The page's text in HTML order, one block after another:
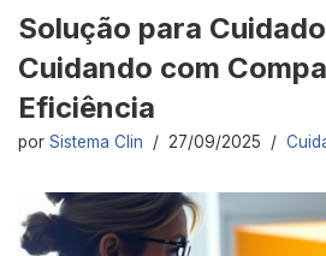
Solução para
Cuidando com
Eficiência
por Sistema Clin 27/09/2025